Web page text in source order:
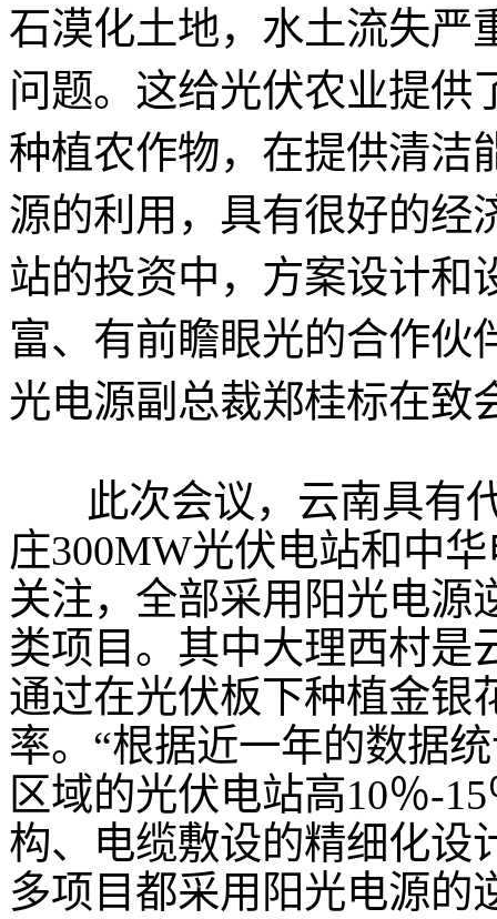
石漠化土地，水土流失严
问题。这给光伏农业提供
种植农作物，在提供清洁
源的利用，具有很好的经
站的投资中，方案设计和
富、有前瞻眼光的合作伙
光电源副总裁郑桂标在致
此次会议，云南具有代
庄300MW光伏电站和中
关注，全部采用阳光电源
类项目。其中大理西村是
通过在光伏板下种植金银
率。“根据近一年的数据
区域的光伏电站高10％-
构、电缆敷设的精细化设
多项目都采用阳光电源的